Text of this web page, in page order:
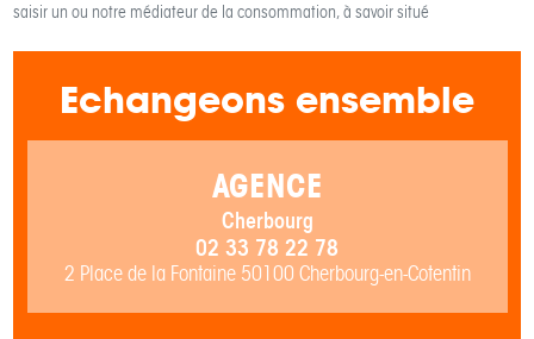
saisir un ou notre médiateur de la consommation, à savoir situé
Echangeons ensemble
AGENCE
Cherbourg
02 33 78 22 78
2 Place de la Fontaine 50100 Cherbourg-en-Cotentin